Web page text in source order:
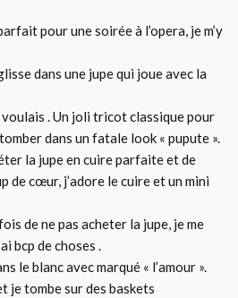
pour une soirée à l’opera, je m’y
dans une jupe qui joue avec la
voulais . Un joli tricot classique pour
dans un fatale look « pupute ».
la jupe en cuire parfaite et de
de cœur, j’adore le cuire et un mini
de ne pas acheter la jupe, je me
bcp de choses .
le blanc avec marqué « l’amour ».
je tombe sur des baskets